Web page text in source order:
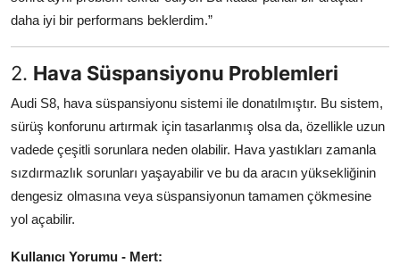
daha iyi bir performans beklerdim.”
2. Hava Süspansiyonu Problemleri
Audi S8, hava süspansiyonu sistemi ile donatılmıştır. Bu sistem,
sürüş konforunu artırmak için tasarlanmış olsa da, özellikle uzun
vadede çeşitli sorunlara neden olabilir. Hava yastıkları zamanla
sızdırmazlık sorunları yaşayabilir ve bu da aracın yüksekliğinin
dengesiz olmasına veya süspansiyonun tamamen çökmesine
yol açabilir.
Kullanıcı Yorumu - Mert: